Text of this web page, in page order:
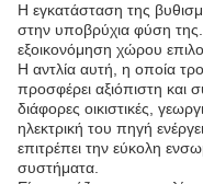
Η εγκατάσταση της
στην υποβρύχια φύση
εξοικονόμηση χώρου
Η αντλία αυτή, η οποία
προσφέρει αξιόπιστη και
διάφορες οικιστικές,
ηλεκτρική του πηγή
επιτρέπει την εύκολη
συστήματα.